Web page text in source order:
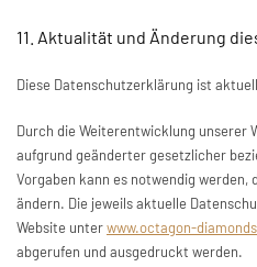
11. Aktualität und Änderung
Diese Datenschutzerklärung ist
Durch die Weiterentwicklung unserer
aufgrund geänderter gesetzlicher
Vorgaben kann es notwendig werden,
ändern. Die jeweils aktuelle
Website unterwww.octagon-
abgerufen und ausgedruckt werden.